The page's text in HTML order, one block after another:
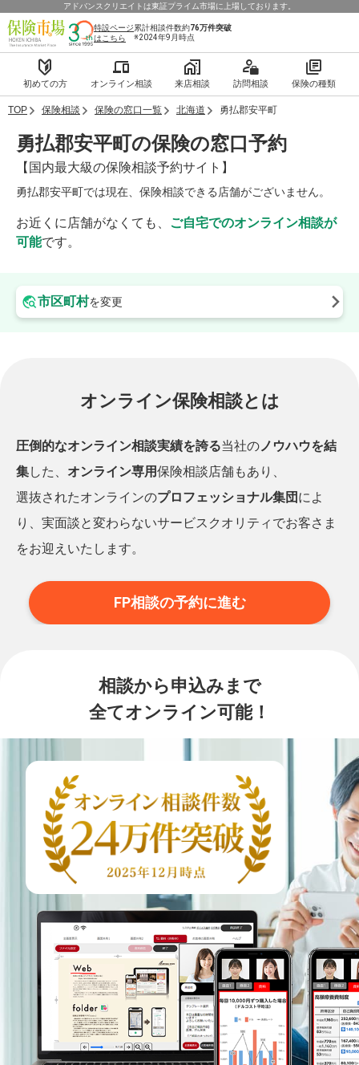
アドバンスクリエイトは東証プライム市場に上場しております。
特設ページ
はこちら
累計相談件数約76万件突破
※2024年9月時点
初めての方 オンライン相談 来店相談 訪問相談 保険の種類
TOP 保険相談 保険の窓口一覧 北海道 勇払郡安平町
勇払郡安平町の保険の窓口予約
【国内最大級の保険相談予約サイト】
勇払郡安平町では現在、保険相談できる店舗がございません。
お近くに店舗がなくても、 ご自宅でのオンライン相談が
可能です。
市区町村を変更
オンライン保険相談とは
圧倒的なオンライン相談実績を誇る当社のノウハウを結
集した、 オンライン専用保険相談店舗もあり、
選抜されたオンラインのプロフェッショナル集団 によ
り、実面談と変わらないサービスクオリティでお客さま
をお迎えいたします。
FP相談の予約に進む
相談から申込みまで
全てオンライン可能！